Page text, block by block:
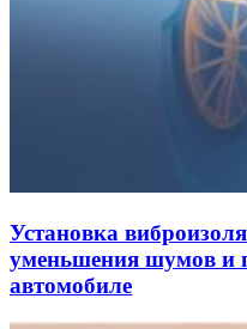
Установка
уменьшения шумов и
автомобиле